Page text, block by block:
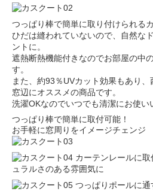
つっぱり棒で簡単に取り付けられる
ひだは縫われていないので、自然な
ントに。
遮熱断熱機能付きなのでお部屋の中
す。
また、約93％UVカット効果もあり
窓辺にオススメの商品です。
洗濯OKなのでいつでも清潔にお使い
つっぱり棒で簡単に取付可能！
お手軽に窓周りをイメージチェンジ
カーテンレールに
ュラルさのある雰囲気に
つっぱりポールに